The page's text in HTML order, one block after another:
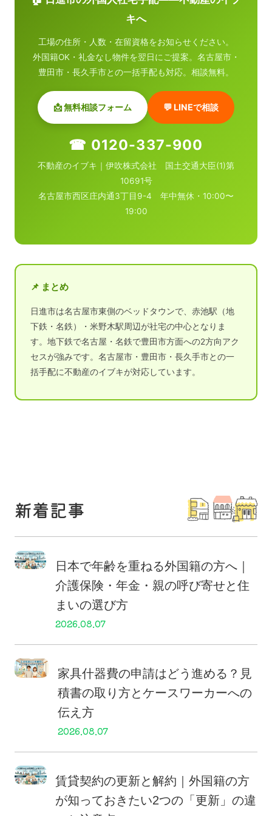
キへ
工場の住所・人数・在留資格をお知らせください。
外国籍OK・礼金なし物件を翌日にご提案。名古屋市・
豊田市・長久手市との一括手配も対応。相談無料。
📩 無料相談フォーム 💬 LINEで相談
☎ 0120-337-900
不動産のイブキ｜伊吹株式会社 国土交通大臣(1)第
10691号
名古屋市西区庄内通3丁目9-4 年中無休・10:00〜
19:00
📌 まとめ
日進市は名古屋市東側のベッドタウンで、赤池駅（地
下鉄・名鉄）・米野木駅周辺が社宅の中心となりま
す。地下鉄で名古屋・名鉄で豊田市方面への2方向アク
セスが強みです。名古屋市・豊田市・長久手市との一
括手配に不動産のイブキが対応しています。
新着記事
日本で年齢を重ねる外国籍の方へ｜
介護保険・年金・親の呼び寄せと住
まいの選び方
2026.08.07
家具什器費の申請はどう進める？見
積書の取り方とケースワーカーへの
伝え方
2026.08.07
賃貸契約の更新と解約｜外国籍の方
が知っておきたい2つの「更新」の違